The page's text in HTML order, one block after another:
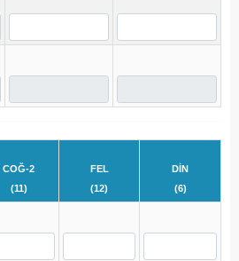
COĞ-2
(11)
FEL
(12)
DİN
(6)